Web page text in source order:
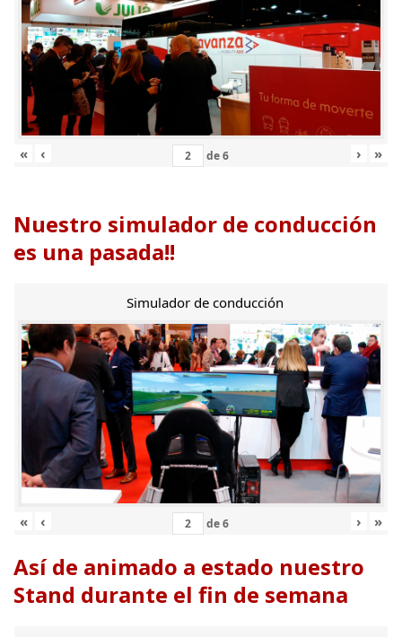
« ‹ de6 › »
Nuestro simulador de conducción
es una pasada!!
Simulador de conducción
« ‹ de6 › »
Así de animado a estado nuestro
Stand durante el fin de semana